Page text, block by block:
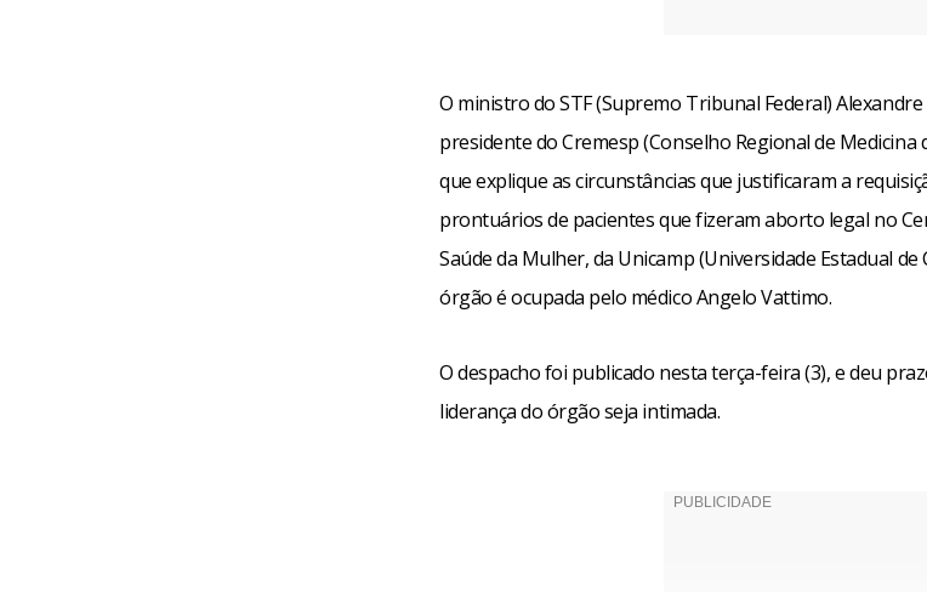
O ministro do STF (Supremo Tribunal Federal)
presidente do Cremesp (Conselho Regional de Medicina
que explique as circunstâncias que justificaram a
prontuários de pacientes que fizeram aborto legal no
Saúde da Mulher, da Unicamp (Universidade Estadual de
órgão é ocupada pelo médico Angelo Vattimo.
O despacho foi publicado nesta terça-feira (3), e deu
liderança do órgão seja intimada.